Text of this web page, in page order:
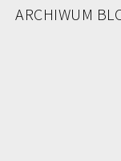
ARCHIWUM